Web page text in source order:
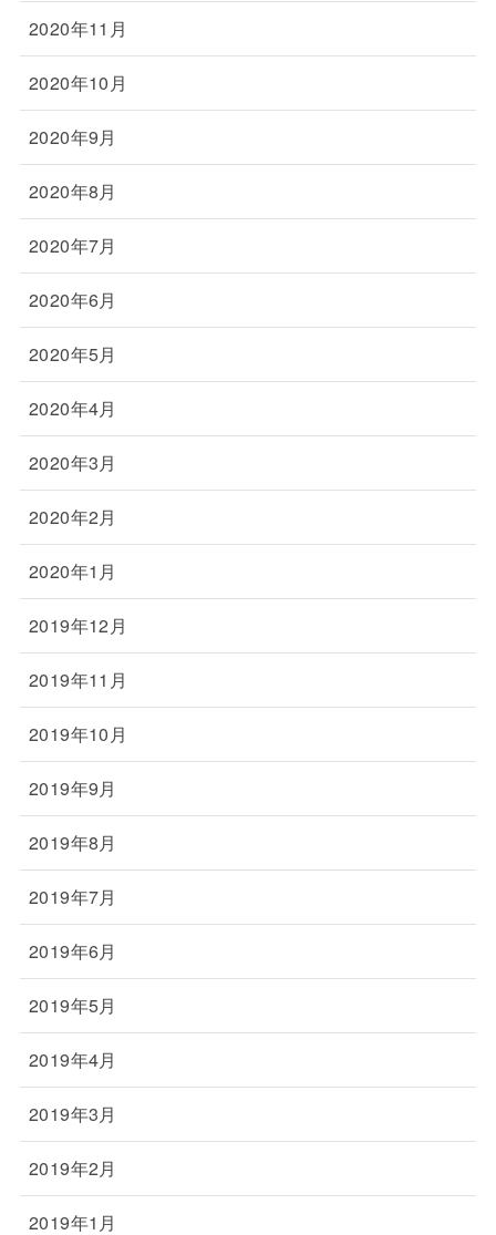
2020年11月
2020年10月
2020年9月
2020年8月
2020年7月
2020年6月
2020年5月
2020年4月
2020年3月
2020年2月
2020年1月
2019年12月
2019年11月
2019年10月
2019年9月
2019年8月
2019年7月
2019年6月
2019年5月
2019年4月
2019年3月
2019年2月
2019年1月